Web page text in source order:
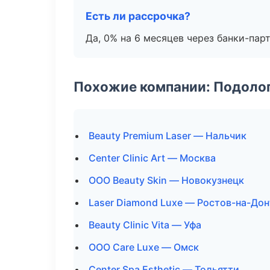
Есть ли рассрочка?
Да, 0% на 6 месяцев через банки-
Похожие компании:
Beauty Premium Laser — Нальчик
Center Clinic Art — Москва
ООО Beauty Skin — Новокузнецк
Laser Diamond Luxe — Ростов-на-
Beauty Clinic Vita — Уфа
ООО Care Luxe — Омск